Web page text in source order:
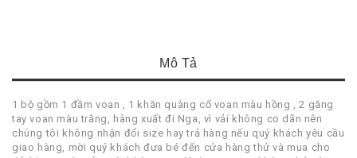
Mô Tả
1 bộ gồm 1 đầm voan , 1 khăn quàng cổ voan màu hồng , 2 găng
tay voan màu trắng, hàng xuất đi Nga, vì vải không co dãn nên
chúng tôi không nhận đổi size hay trả hàng nếu quý khách yêu cầu
giao hàng, mời quý khách đưa bé đến cửa hàng thử và mua cho